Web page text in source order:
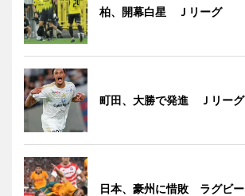
柏、開幕白星 Ｊリーグ
町田、大勝で発進 Ｊリーグ
日本、豪州に惜敗 ラグビー